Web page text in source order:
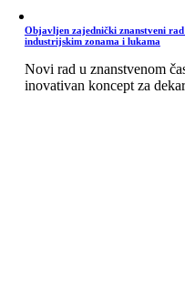
Objavljen zajednički znanstveni
industrijskim zonama i lukama
Novi rad u znanstvenom
inovativan koncept za